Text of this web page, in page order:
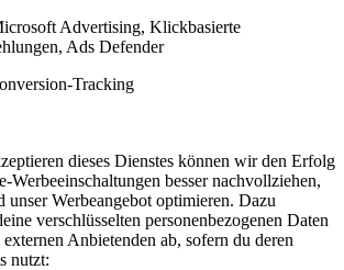
Advertising, Klickbasierte
Ads Defender
Tracking
dieses Dienstes können wir den Erfolg
Werbeeinschaltungen besser nachvollziehen,
unser Werbeangebot optimieren. Dazu
verschlüsselten personenbezogenen Daten
Anbietenden ab, sofern du deren
nutzt: